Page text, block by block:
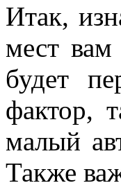
Итак,
мест вам
будет
фактор,
малый
Также